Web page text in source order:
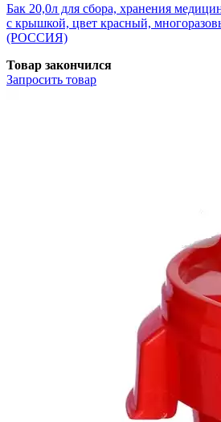
Бак 20,0л для сбора, хранения
с крышкой, цвет красный,
(РОССИЯ)
Товар закончился
Запросить товар